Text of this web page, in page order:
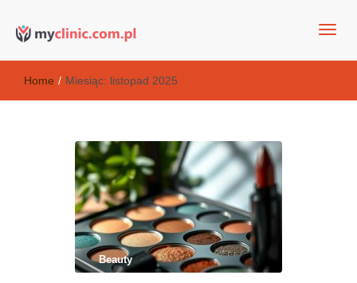
Kosmetyki antyoksydacyjne
Home / Miesiąc: listopad 2025
Beauty